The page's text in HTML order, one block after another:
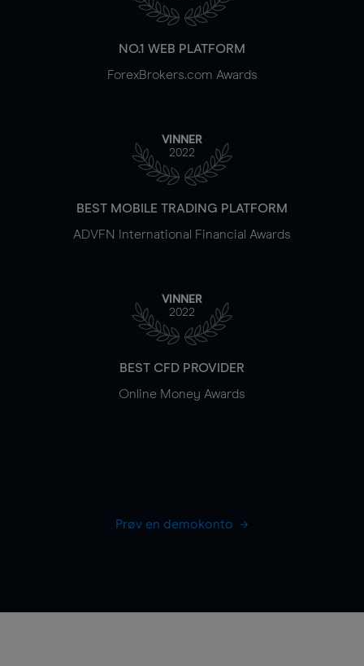
NO.1 WEB PLATFORM
ForexBrokers.com Awards
VINNER
2022
BEST MOBILE TRADING PLATFORM
ADVFN International Financial Awards
VINNER
2022
BEST CFD PROVIDER
Online Money Awards
Prøv en demokonto